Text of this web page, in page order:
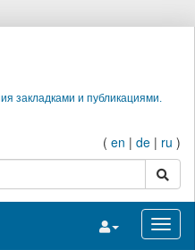
закладками и публикациями.
( en | de | ru )
поиск
Переключить